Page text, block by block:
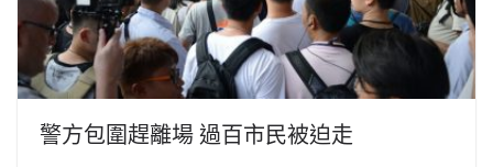
警方包圍趕離場 過百市民被迫走